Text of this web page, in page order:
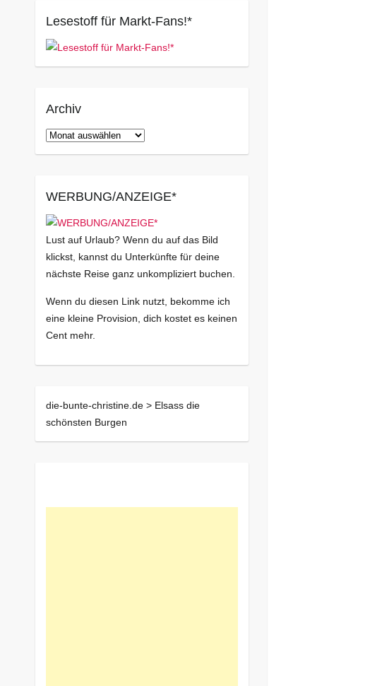
Lesestoff für Markt-Fans!*
Archiv
Archiv
WERBUNG/ANZEIGE*
Lust auf Urlaub? Wenn du auf das Bild
klickst, kannst du Unterkünfte für deine
nächste Reise ganz unkompliziert buchen.
Wenn du diesen Link nutzt, bekomme ich
eine kleine Provision, dich kostet es keinen
Cent mehr.
die-bunte-christine.de > Elsass die
schönsten Burgen